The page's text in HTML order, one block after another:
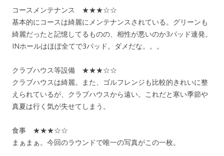
コースメンテナンス ★★★☆☆
基本的にコースは綺麗にメンテナンスされている。グリーンも
綺麗だったと記憶してるものの、相性が悪いのか3パッド連発。
INホールはほぼ全てで3パッド。ダメだな。。。
クラブハウス等設備 ★★★☆☆
クラブハウスは綺麗。また、ゴルフレンジも比較的きれいに整
えられているが、クラブハウスから遠い。これだと寒い季節や
真夏は行く気が失せてしまう。
食事 ★★★☆☆
まぁまぁ。今回のラウンドで唯一の写真がこの一枚。